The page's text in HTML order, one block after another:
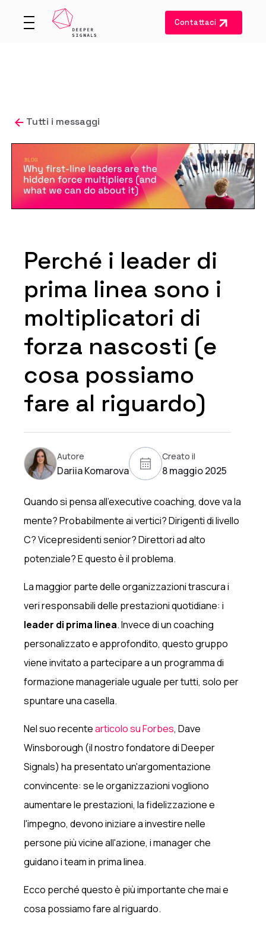
Contattaci
Tutti i messaggi
Perché i leader di
prima linea sono i
moltiplicatori di
forza nascosti (e
cosa possiamo
fare al riguardo)
Autore
Dariia Komarova
Creato il
8 maggio 2025
Quando si pensa all'executive coaching, dove va la
mente? Probabilmente ai vertici? Dirigenti di livello
C? Vicepresidenti senior? Direttori ad alto
potenziale? E questo è il problema.
La maggior parte delle organizzazioni trascura i
veri responsabili delle prestazioni quotidiane: i
leader di prima linea. Invece di un coaching
personalizzato e approfondito, questo gruppo
viene invitato a partecipare a un programma di
formazione manageriale uguale per tutti, solo per
spuntare una casella.
Nel suo recentearticolo su Forbes, Dave
Winsborough (il nostro fondatore di Deeper
Signals) ha presentato un'argomentazione
convincente: se le organizzazioni vogliono
aumentare le prestazioni, la fidelizzazione e
l'impegno, devono iniziare a investire nelle
persone più vicine all'azione, i manager che
guidano i team in prima linea.
Ecco perché questo è più importante che mai e
cosa possiamo fare al riguardo.